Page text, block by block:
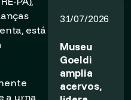
está
a urna
31/07/2026
Museu
Goeldi
amplia
acervos,